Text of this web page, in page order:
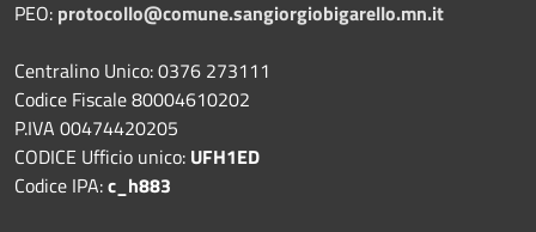
PEO: protocollo@comune.sangiorgiobigarello.mn.it
Centralino Unico: 0376 273111
Codice Fiscale 80004610202
P.IVA 00474420205
CODICE Ufficio unico: UFH1ED
Codice IPA:c_h883